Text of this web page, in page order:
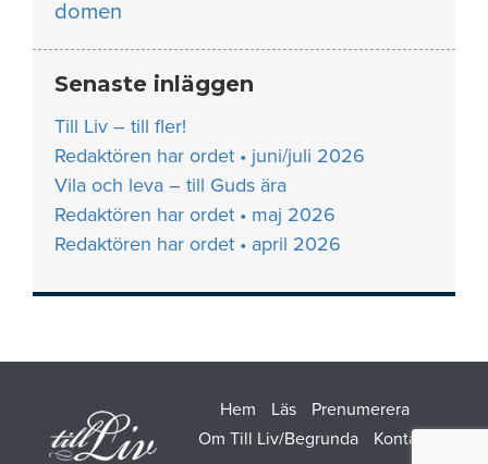
domen
Senaste inläggen
Till Liv – till fler!
Redaktören har ordet • juni/juli 2026
Vila och leva – till Guds ära
Redaktören har ordet • maj 2026
Redaktören har ordet • april 2026
Hem Läs
Prenumerera
Om Till Liv/Begrunda
Kontakt